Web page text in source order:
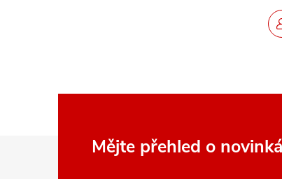
Mějte přehled o